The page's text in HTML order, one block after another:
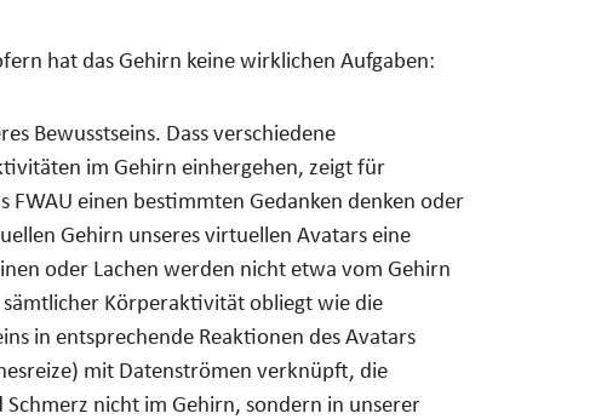
hat das Gehirn keine wirklichen Aufgaben:
Bewusstseins. Dass verschiedene
im Gehirn einhergehen, zeigt für
FWAU einen bestimmten Gedanken denken oder
Gehirn unseres virtuellen Avatars eine
oder Lachen werden nicht etwa vom Gehirn
Körperaktivität obliegt wie die
in entsprechende Reaktionen des Avatars
mit Datenströmen verknüpft, die
Schmerz nicht im Gehirn, sondern in unserer